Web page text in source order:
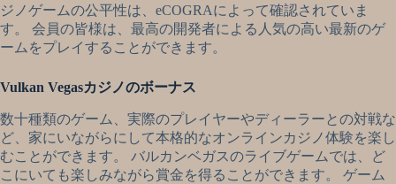
ジノゲームの公平性は、eCOGRAによって確認されていま
す。 会員の皆様は、最高の開発者による人気の高い最新のゲ
ームをプレイすることができます。
Vulkan Vegasカジノのボーナス
数十種類のゲーム、実際のプレイヤーやディーラーとの対戦な
ど、家にいながらにして本格的なオンラインカジノ体験を楽し
むことができます。 バルカンベガスのライブゲームでは、ど
こにいても楽しみながら賞金を得ることができます。 ゲーム